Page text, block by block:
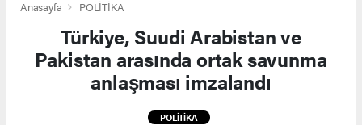
Anasayfa POLİTİKA
Türkiye, Suudi Arabistan ve
Pakistan arasında ortak savunma
anlaşması imzalandı
POLİTİKA